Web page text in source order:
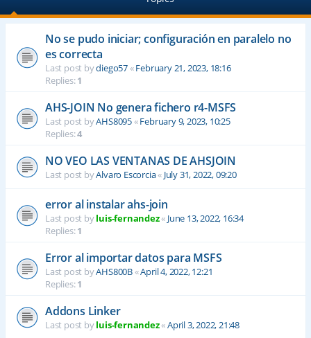
No se pudo iniciar; configuración en paralelo no
es correcta
Last post bydiego57«February 21, 2023, 18:16
Replies:1
AHS-JOIN No genera fichero r4-MSFS
Last post byAHS8095«February 9, 2023, 10:25
Replies:4
NO VEO LAS VENTANAS DE AHSJOIN
Last post byAlvaro Escorcia« July 31, 2022, 09:20
error al instalar ahs-join
Last post byluis-fernandez« June 13, 2022, 16:34
Replies:1
Error al importar datos para MSFS
Last post byAHS800B«April 4, 2022, 12:21
Replies:1
Addons Linker
Last post byluis-fernandez«April 3, 2022, 21:48